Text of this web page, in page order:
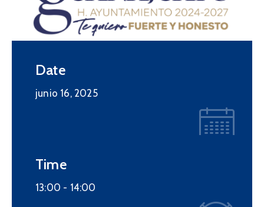
Date
junio 16, 2025
Time
13:00 - 14:00